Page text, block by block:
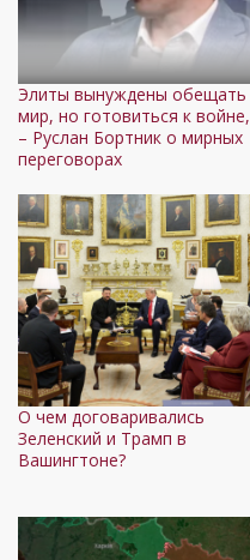
Элиты вынуждены обещать
мир, но готовиться к войне,
– Руслан Бортник о мирных
переговорах
О чем договаривались
Зеленский и Трамп в
Вашингтоне?